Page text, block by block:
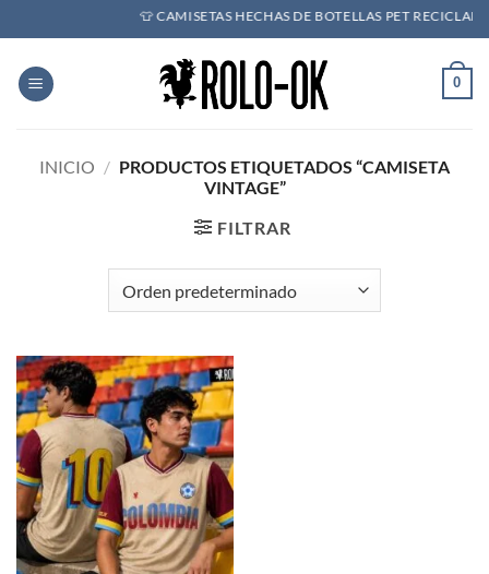
al
contenido
👕 CAMISETAS HECHAS DE BOTELLAS PET
0
INICIO / PRODUCTOS ETIQUETADOS “CAMISETA
VINTAGE”
FILTRAR